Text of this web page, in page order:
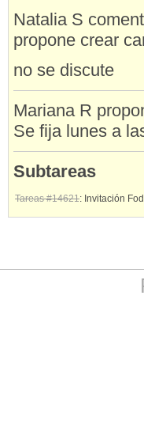
Natalia S
propone crear
no se discute
Mariana R
Se fija lunes a
Subtareas
Tareas #14621: Invitación